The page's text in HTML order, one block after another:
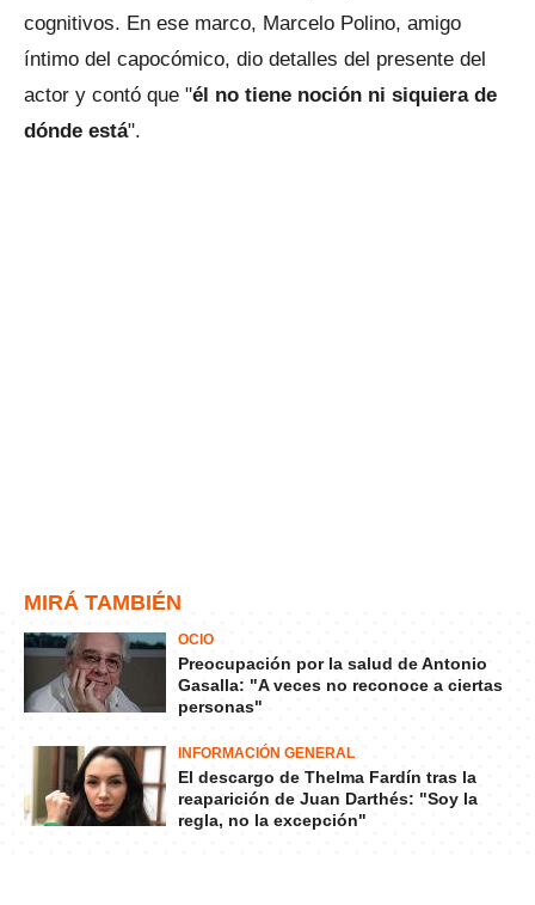
cognitivos. En ese marco, Marcelo Polino, amigo
íntimo del capocómico, dio detalles del presente del
actor y contó que "él no tiene noción ni siquiera de
dónde está".
MIRÁ TAMBIÉN
OCIO
Preocupación por la salud de Antonio
Gasalla: "A veces no reconoce a ciertas
personas"
INFORMACIÓN GENERAL
El descargo de Thelma Fardín tras la
reaparición de Juan Darthés: "Soy la
regla, no la excepción"